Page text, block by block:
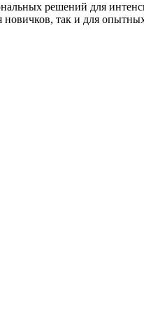
решений для
так и для